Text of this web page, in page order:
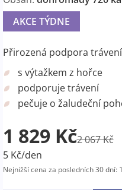
AKCE TÝDNE
Přirozená podpora
s výtažkem z hořce
podporuje trávení
pečuje o žaludeční
1 829 Kč2 067 Kč
5 Kč/den
Nejnižší cena za posledních 30 dní: